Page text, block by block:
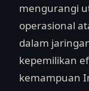
mengurangi
operasional
dalam
kepemilikan
kemampuan